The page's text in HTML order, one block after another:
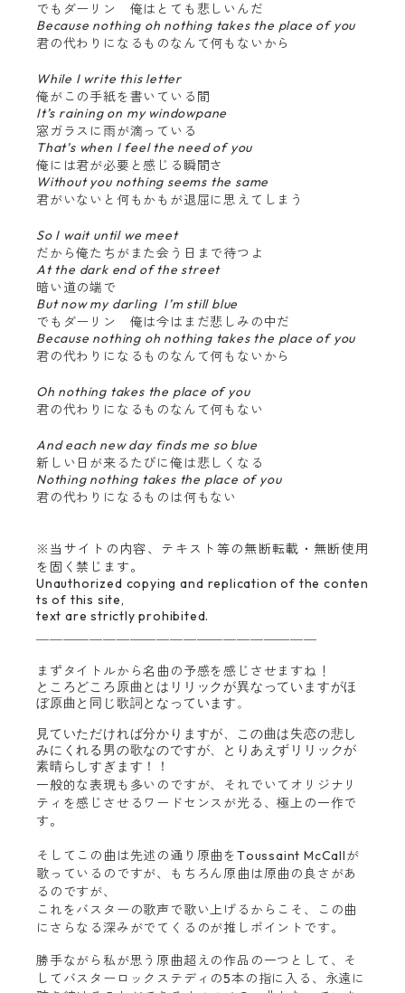
でもダーリン 俺はとても悲しいんだ
Because nothing oh nothing takes the place of you
君の代わりになるものなんて何もないから
While I write this letter
俺がこの手紙を書いている間
It’s raining on my windowpane
窓ガラスに雨が滴っている
That’s when I feel the need of you
俺には君が必要と感じる瞬間さ
Without you nothing seems the same
君がいないと何もかもが退屈に思えてしまう
So I wait until we meet
だから俺たちがまた会う日まで待つよ
At the dark end of the street
暗い道の端で
But now my darling I’m still blue
でもダーリン 俺は今はまだ悲しみの中だ
Because nothing oh nothing takes the place of you
君の代わりになるものなんて何もないから
Oh nothing takes the place of you
君の代わりになるものなんて何もない
And each new day finds me so blue
新しい日が来るたびに俺は悲しくなる
Nothing nothing takes the place of you
君の代わりになるものは何もない
※当サイトの内容、テキスト等の無断転載・無断使用
を固く禁じます。
Unauthorized copying and replication of the conten
ts of this site,
text are strictly prohibited.
まずタイトルから名曲の予感を感じさせますね！
ところどころ原曲とはリリックが異なっていますがほ
ぼ原曲と同じ歌詞となっています。
見ていただければ分かりますが、この曲は失恋の悲し
みにくれる男の歌なのですが、とりあえずリリックが
素晴らしすぎます！！
一般的な表現も多いのですが、それでいてオリジナリ
ティを感じさせるワードセンスが光る、極上の一作で
す。
そしてこの曲は先述の通り原曲をToussaint McCallが
歌っているのですが、もちろん原曲は原曲の良さがあ
るのですが、
これをバスターの歌声で歌い上げるからこそ、この曲
にさらなる深みがでてくるのが推しポイントです。
勝手ながら私が思う原曲超えの作品の一つとして、そ
してバスターロックステディの5本の指に入る、永遠に